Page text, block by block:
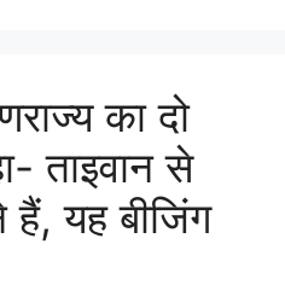
का दो
ताइवान से
यह बीजिंग